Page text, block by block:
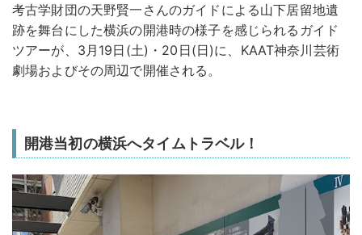
考古学財団の天野賢一さんのガイドによる山下居留地遺
跡を舞台にした横浜の開港時の様子を感じられるガイド
ツアーが、3月19日(土)・20日(日)に、KAAT神奈川芸術
劇場およびその周辺で開催される。
開港当初の横浜へタイムトラベル！